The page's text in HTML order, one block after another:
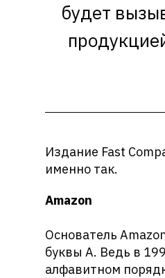
будет
Издание Fast
именно так.
Amazon
Основатель
буквы А. Ведь в
алфавитном